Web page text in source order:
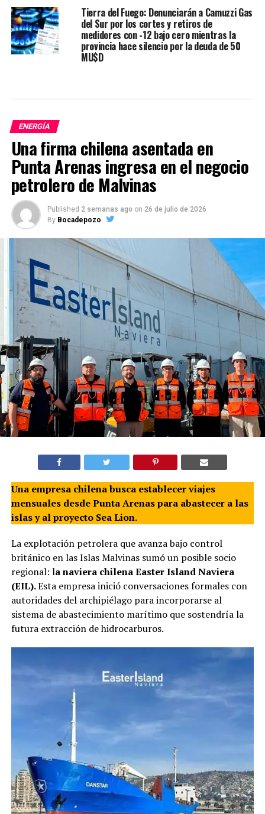
Tierra del Fuego: Denunciarán a Camuzzi Gas
del Sur por los cortes y retiros de
medidores con -12 bajo cero mientras la
provincia hace silencio por la deuda de 50
MU$D
ENERGÍA
Una firma chilena asentada en
Punta Arenas ingresa en el negocio
petrolero de Malvinas
Published 2 semanas ago on 26 de julio de 2026
By Bocadepozo
Una empresa chilena busca establecer viajes
mensuales desde Punta Arenas para abastecer a las
islas y al proyecto Sea Lion.
La explotación petrolera que avanza bajo control
británico en las Islas Malvinas sumó un posible socio
regional: la naviera chilena Easter Island Naviera
(EIL).Esta empresa inició conversaciones formales con
autoridades del archipiélago para incorporarse al
sistema de abastecimiento marítimo que sostendría la
futura extracción de hidrocarburos.